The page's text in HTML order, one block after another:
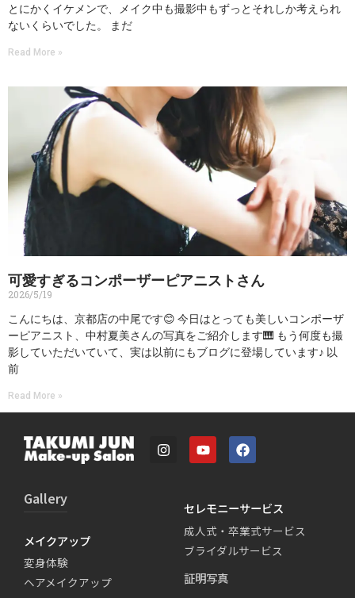
とにかくイケメンで、メイク中も撮影中もずっとそれしか考えられ
ないくらいでした。 まだ
Read More »
可愛すぎるコンポーザーピアニストさん
2026/5/19
こんにちは、京都店の中尾です😊 今日はとっても美しいコンポーザ
ーピアニスト、中村夏美さんの写真をご紹介します🎹 もう何度も撮
影していただいていて、実は以前にもブログに登場しています♪ 以
前
Read More »
Gallery
メイクアップ
変身体験
ヘアメイクアップ
セレモニーサービス
成人式・卒業式サービス
ブライダルサービス
証明写真